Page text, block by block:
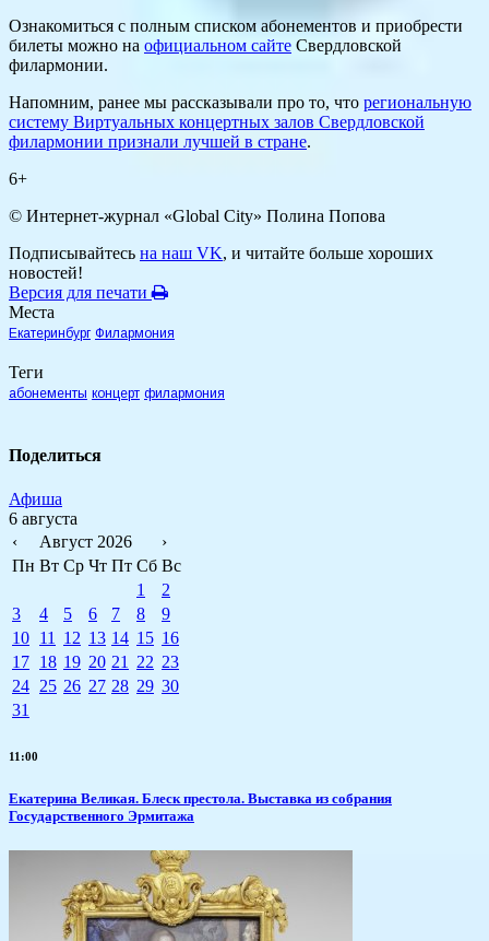
Ознакомиться с полным списком абонементов и приобрести
билеты можно на официальном сайте Свердловской
филармонии.
Напомним, ранее мы рассказывали про то, что региональную
систему Виртуальных концертных залов Свердловской
филармонии признали лучшей в стране.
6+
© Интернет-журнал «Global City» Полина Попова
Подписывайтесь на наш VK, и читайте больше хороших
новостей!
Версия для печати
Места
Екатеринбург Филармония
Теги
абонементы концерт филармония
Поделиться
Афиша
6 августа
‹
Август 2026
›
Пн Вт Ср Чт Пт Сб Вс
1
2
3
4 5 6 7 8
9
10 11 12 13 14 15 16
17 18 19 20 21 22 23
24 25 26 27 28 29 30
31
11:00
Екатерина Великая. Блеск престола. Выставка из собрания
Государственного Эрмитажа